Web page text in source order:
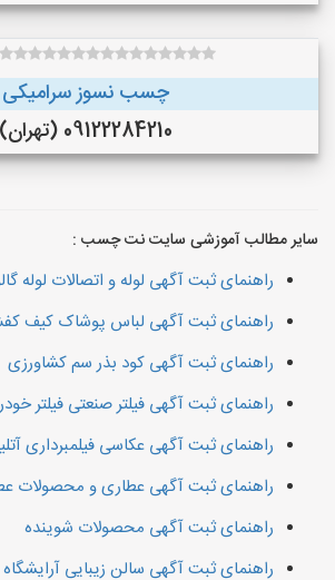
چسب نسوز سرامیکی
09122284210 (تهران)
سایر مطالب آموزشی سایت نت چسب :
راهنمای ثبت آگهی لوله و اتصالات لوله
راهنمای ثبت آگهی لباس پوشاک کیف
راهنمای ثبت آگهی کود بذر سم کشاورزی
راهنمای ثبت آگهی فیلتر صنعتی فیلتر
راهنمای ثبت آگهی عکاسی فیلمبرداری
راهنمای ثبت آگهی عطاری و محصولات
راهنمای ثبت آگهی محصولات شوینده
راهنمای ثبت آگهی سالن زیبایی آرایشگاه